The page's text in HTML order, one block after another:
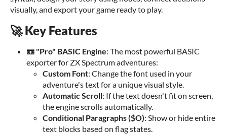
visually, and export your game ready to play.
🚀 Key Features
📼 "Pro" BASIC Engine: The most powerful BASIC
exporter for ZX Spectrum adventures:
Custom Font: Change the font used in your
adventure's text for a unique visual style.
Automatic Scroll: If the text doesn't fit on screen,
the engine scrolls automatically.
Conditional Paragraphs ($O): Show or hide entire
text blocks based on flag states.